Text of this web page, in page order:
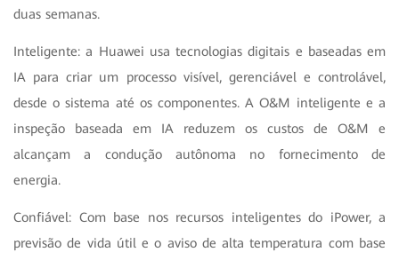
duas semanas.
Inteligente: a Huawei usa tecnologias digitais e baseadas em
IA para criar um processo visível, gerenciável e controlável,
desde o sistema até os componentes. A O&M inteligente e a
inspeção baseada em IA reduzem os custos de O&M e
alcançam a condução autônoma no fornecimento de
energia.
Confiável: Com base nos recursos inteligentes do iPower, a
previsão de vida útil e o aviso de alta temperatura com base